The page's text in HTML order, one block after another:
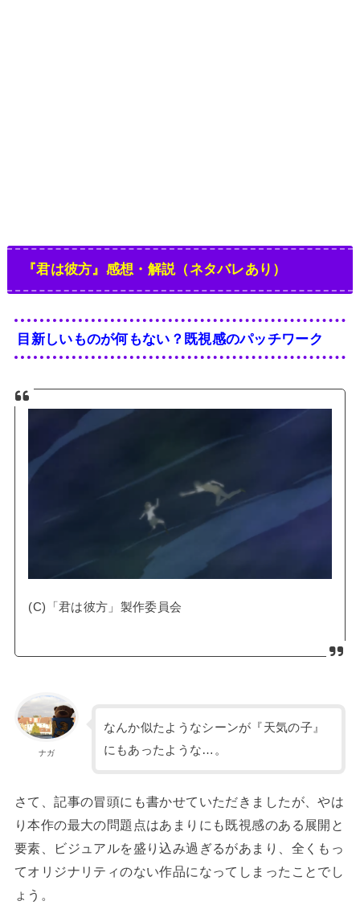
『君は彼方』感想・解説（ネタバレあり）
目新しいものが何もない？既視感のパッチワーク
(C)「君は彼方」製作委員会
ナガ
なんか似たようなシーンが『天気の子』
にもあったような…。
さて、記事の冒頭にも書かせていただきましたが、やは
り本作の最大の問題点はあまりにも既視感のある展開と
要素、ビジュアルを盛り込み過ぎるがあまり、全くもっ
てオリジナリティのない作品になってしまったことでし
ょう。